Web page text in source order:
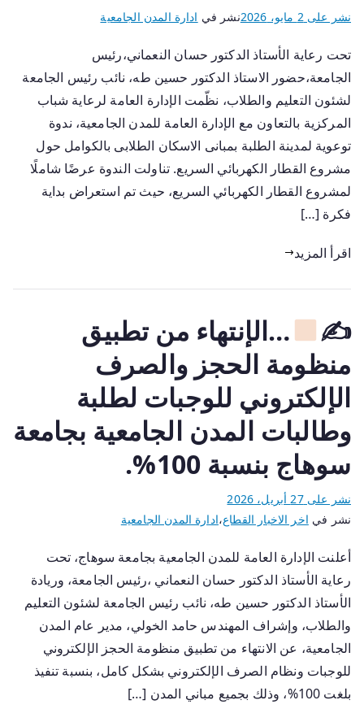
نشر على 2 مايو، 2026 نشر في ادارة المدن الجامعية
تحت رعاية الأستاذ الدكتور حسان النعماني،رئيس
الجامعة،حضور الاستاذ الدكتور حسين طه، نائب رئيس الجامعة
لشئون التعليم والطلاب، نظّمت الإدارة العامة لرعاية شباب
المركزية بالتعاون مع الإدارة العامة للمدن الجامعية، ندوة
توعوية لمدينة الطلبة بمبانى الاسكان الطلابى بالكوامل حول
مشروع القطار الكهربائي السريع. تناولت الندوة عرضًا شاملًا
لمشروع القطار الكهربائي السريع، حيث تم استعراض بداية
فكرة […]
اقرأ المزيد
✍
…الإنتهاء من تطبيق
منظومة الحجز والصرف
الإلكتروني للوجبات لطلبة
وطالبات المدن الجامعية بجامعة
سوهاج بنسبة 100%.
نشر على27 أبريل، 2026
نشر في اخر الاخبار القطاع،ادارة المدن الجامعية
أعلنت الإدارة العامة للمدن الجامعية بجامعة سوهاج، تحت
رعاية الأستاذ الدكتور حسان النعماني ،رئيس الجامعة، وريادة
الأستاذ الدكتور حسين طه، نائب رئيس الجامعة لشئون التعليم
والطلاب، وإشراف المهندس حامد الخولي، مدير عام المدن
الجامعية، عن الانتهاء من تطبيق منظومة الحجز الإلكتروني
للوجبات ونظام الصرف الإلكتروني بشكل كامل، بنسبة تنفيذ
بلغت 100%، وذلك بجميع مباني المدن […]